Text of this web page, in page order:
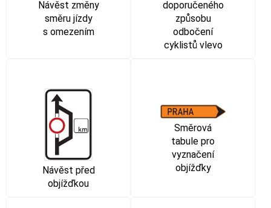
Návěst změny
směru jízdy
s omezením
doporučeného
způsobu
odbočení
cyklistů vlevo
Návěst před
objížďkou
Směrová
tabule pro
vyznačení
objížďky